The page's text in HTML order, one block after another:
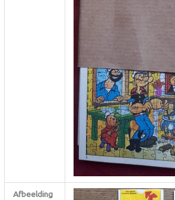
Afbeelding